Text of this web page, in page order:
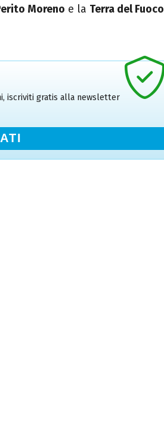
Moreno e la Terra del Fuoco
iscriviti gratis alla newsletter